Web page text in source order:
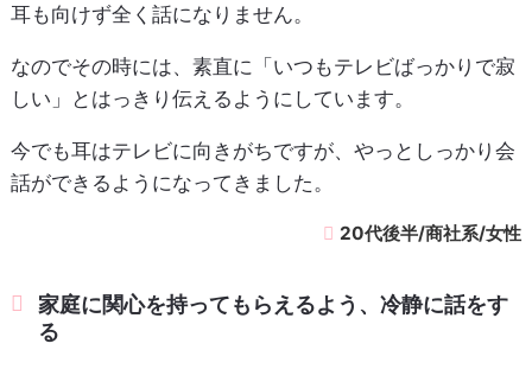
耳も向けず全く話になりません。
なのでその時には、素直に「いつもテレビばっかりで寂
しい」とはっきり伝えるようにしています。
今でも耳はテレビに向きがちですが、やっとしっかり会
話ができるようになってきました。
20代後半/商社系/女性
家庭に関心を持ってもらえるよう、冷静に話をす
る